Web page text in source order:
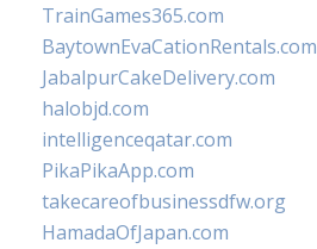
TrainGames365.com
BaytownEvaCationRentals.com
JabalpurCakeDelivery.com
halobjd.com
intelligenceqatar.com
PikaPikaApp.com
takecareofbusinessdfw.org
HamadaOfJapan.com